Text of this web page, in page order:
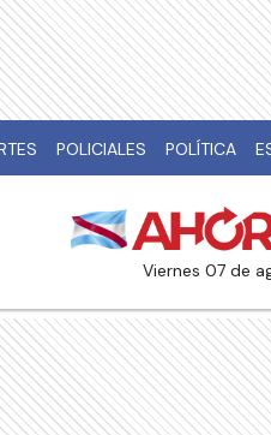
POLICIALES POLÍTICA
viernes 07 de